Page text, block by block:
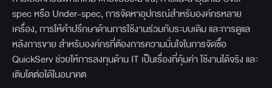
spec หรือ Under-spec, การจัดหาอุปกรณ์สำหรับองค์กรหลาย
เครื่อง, การให้คำปรึกษาด้านการใช้งานร่วมกับระบบเดิม และการดูแล
หลังการขาย สำหรับองค์กรที่ต้องการความมั่นใจในการจัดซื้อ
QuickServ ช่วยให้การลงทุนด้าน IT เป็นเรื่องที่คุ้มค่า ใช้งานได้จริง และ
เติบโตต่อได้ในอนาคต